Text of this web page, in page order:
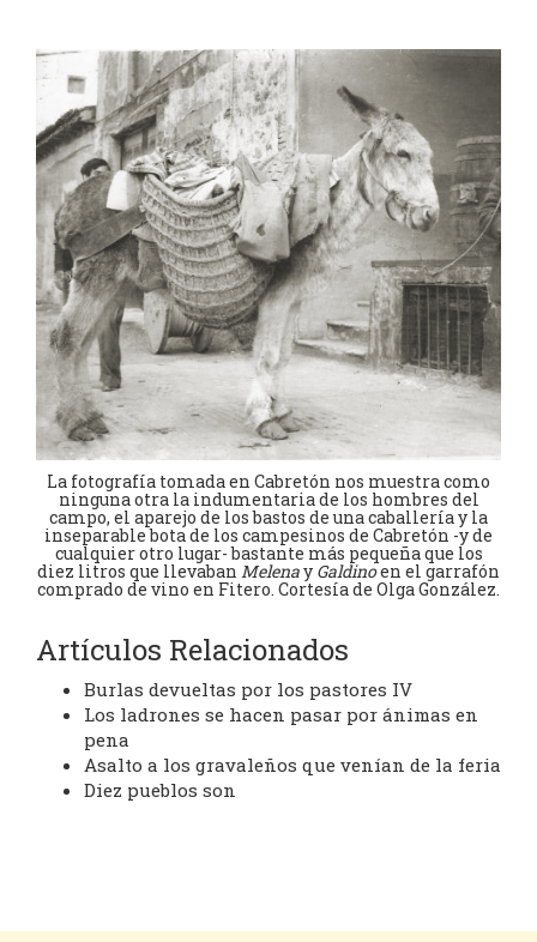
La fotografía tomada en Cabretón nos muestra como
ninguna otra la indumentaria de los hombres del
campo, el aparejo de los bastos de una caballería y la
inseparable bota de los campesinos de Cabretón -y de
cualquier otro lugar- bastante más pequeña que los
diez litros que llevaban Melenay Galdinoen el garrafón
comprado de vino en Fitero. Cortesía de Olga González.
Artículos Relacionados
Burlas devueltas por los pastores IV
Los ladrones se hacen pasar por ánimas en
pena
Asalto a los gravaleños que venían de la feria
Diez pueblos son